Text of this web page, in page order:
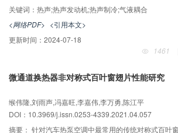
行波热声制冷系统的声功、压力及体积流幅值等重要参
究；然后，研究不同级数下系统的声功、热声转换效
比分析了各级系统的制冷量及COP随压力的变化特性
温度293 K、加热温度400 K、制冷温度270 K、平均压
COP达到0.7，制冷量为0.78 kW，运行频率为13 Hz
系统制冷量达到最大值16.1 kW，COP为0.38。
关键词： 热声;热声发动机;热声制冷;气液耦合
<网络PDF> <引用本文>
更新时间： 2024-07-18
1461
微通道换热器非对称式百叶窗翅片性能研究
缑伟隆,刘雨声,冯嘉旺,李嘉伟,李万勇,陈江平
DOI：10.3969/j.issn.0253-4339.2021.04.057
摘要： 针对汽车热泵空调中最常用的传统对称式百叶